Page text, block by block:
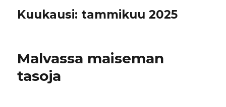
Kuukausi: tammikuu 2025
Malvassa maiseman
tasoja